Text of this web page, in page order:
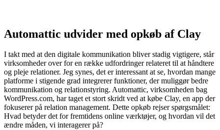
Automattic udvider med opkøb af Clay
I takt med at den digitale kommunikation bliver stadig vigtigere, står
virksomheder over for en række udfordringer relateret til at håndtere
og pleje relationer. Jeg synes, det er interessant at se, hvordan mange
platforme i stigende grad integrerer funktioner, der muliggør bedre
kommunikation og relationstyring. Automattic, virksomheden bag
WordPress.com, har taget et stort skridt ved at købe Clay, en app der
fokuserer på relation management. Dette opkøb rejser spørgsmålet:
Hvad betyder det for fremtidens online værktøjer, og hvordan vil det
ændre måden, vi interagerer på?